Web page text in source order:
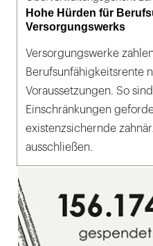
Hohe Hürden für
Versorgungswerks
Versorgungswerke
Berufsunfähigkeitsrente
Voraussetzungen. So
Einschränkungen
existenzsichernde
ausschließen.